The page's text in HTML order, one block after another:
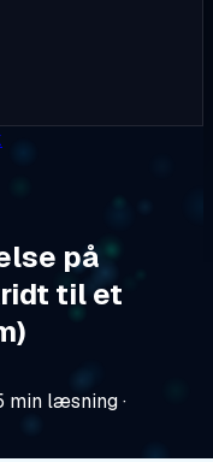
på
til et
min læsning·